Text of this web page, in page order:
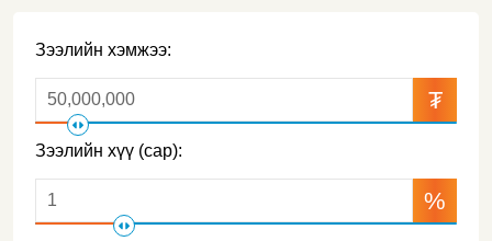
Зээлийн хэмжээ:
₮
Зээлийн хүү (сар):
%